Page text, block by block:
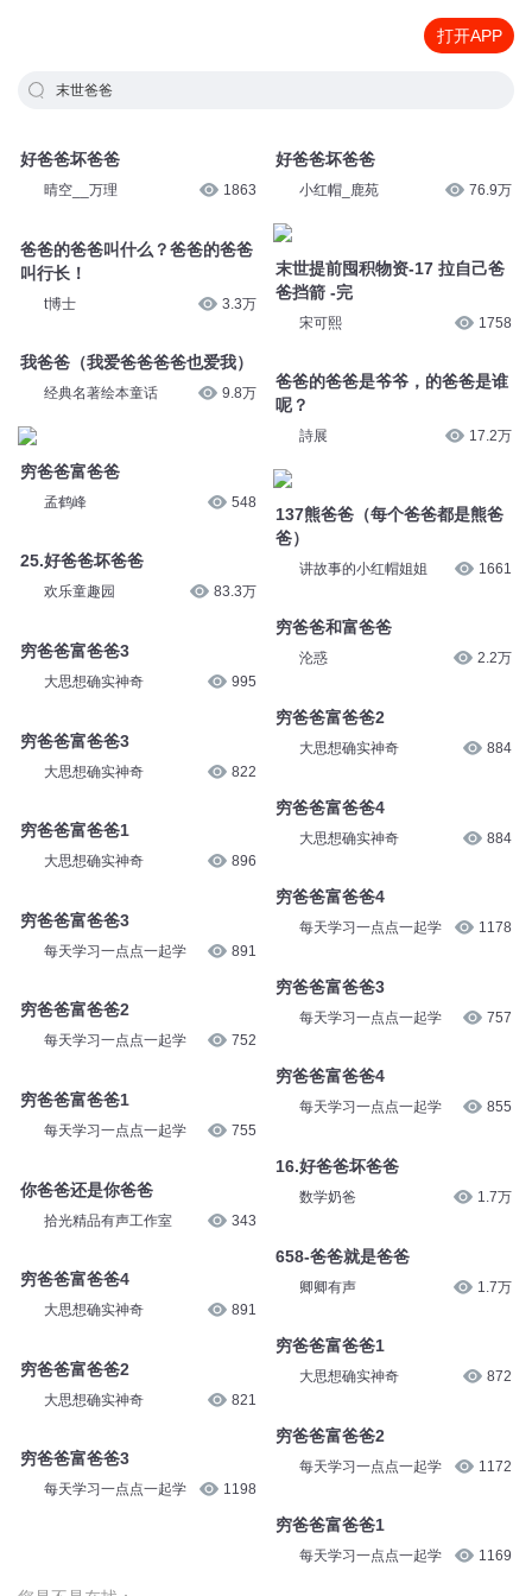
打开APP
末世爸爸
好爸爸坏爸爸
晴空__万理 1863
爸爸的爸爸叫什么？爸爸的爸爸
叫行长！
t博士 3.3万
我爸爸（我爱爸爸爸爸也爱我）
经典名著绘本童话 9.8万
穷爸爸富爸爸
孟鹤峰 548
25.好爸爸坏爸爸
欢乐童趣园 83.3万
穷爸爸富爸爸3
大思想确实神奇 995
穷爸爸富爸爸3
大思想确实神奇 822
穷爸爸富爸爸1
大思想确实神奇 896
穷爸爸富爸爸3
每天学习一点点一起学 891
穷爸爸富爸爸2
每天学习一点点一起学 752
穷爸爸富爸爸1
每天学习一点点一起学 755
你爸爸还是你爸爸
拾光精品有声工作室 343
穷爸爸富爸爸4
大思想确实神奇 891
穷爸爸富爸爸2
大思想确实神奇 821
穷爸爸富爸爸3
每天学习一点点一起学 1198
好爸爸坏爸爸
小红帽_鹿苑 76.9万
末世提前囤积物资-17 拉自己爸
爸挡箭 -完
宋可熙 1758
爸爸的爸爸是爷爷，的爸爸是谁
呢？
詩展 17.2万
137熊爸爸（每个爸爸都是熊爸
爸）
讲故事的小红帽姐姐 1661
穷爸爸和富爸爸
沦惑 2.2万
穷爸爸富爸爸2
大思想确实神奇 884
穷爸爸富爸爸4
大思想确实神奇 884
穷爸爸富爸爸4
每天学习一点点一起学 1178
穷爸爸富爸爸3
每天学习一点点一起学 757
穷爸爸富爸爸4
每天学习一点点一起学 855
16.好爸爸坏爸爸
数学奶爸 1.7万
658-爸爸就是爸爸
卿卿有声 1.7万
穷爸爸富爸爸1
大思想确实神奇 872
穷爸爸富爸爸2
每天学习一点点一起学 1172
穷爸爸富爸爸1
每天学习一点点一起学 1169